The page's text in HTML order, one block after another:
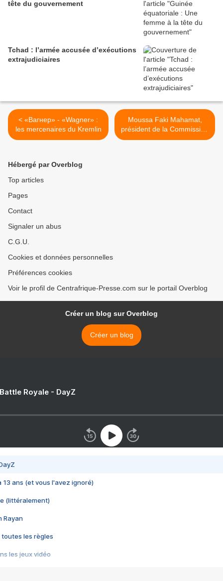
tête du gouvernement
Tchad : l’armée accusée d’exécutions
extrajudiciaires
< «Вагнер» - «Wagner» :
les mercenaires du Kremlin
Moussa Faki Mahamat,
président de la Commission
de l’UA, en visite au
Hébergé par Overblog
Top articles
Pages
Contact
Signaler un abus
C.G.U.
Cookies et données personnelles
Préférences cookies
Voir le profil de Centrafrique-Presse.com sur le portail Overblog
Créer un blog sur Overblog
Créer un blog
Royale - DayZ
13 ans (et vous l'avez ignoré)
(littéralement)
Rayan
toutes les règles
les jeux vidéo